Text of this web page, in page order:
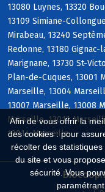
Afin de vous offrir la
des cookies : pour
récolter des
du site et vous
sécurité. Vous
13080 Luynes, 13320
13109 Simiane-
Mirabeau, 13240
Redonne, 13180
Marignane, 13730 St-
Plan-de-Cuques, 13001
Marseille, 13004
13007 Marseille, 13008
Marseille, 13011
13014 Marseille